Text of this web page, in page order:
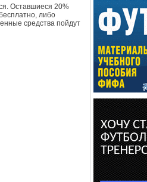
Оставшиеся 20%
либо
средства пойдут